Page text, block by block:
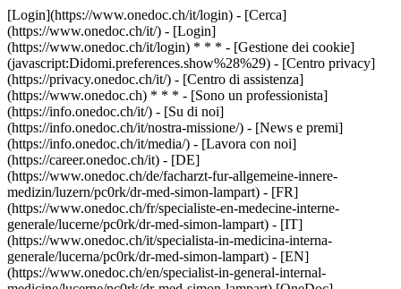
[Login](https://www.onedoc.ch/it/login) - [Cerca]
(https://www.onedoc.ch/it/) - [Login]
(https://www.onedoc.ch/it/login) * * * - [Gestione dei cookie]
(javascript:Didomi.preferences.show%28%29) - [Centro privacy]
(https://privacy.onedoc.ch/it/) - [Centro di assistenza]
(https://www.onedoc.ch) * * * - [Sono un professionista]
(https://info.onedoc.ch/it/) - [Su di noi]
(https://info.onedoc.ch/it/nostra-missione/) - [News e premi]
(https://info.onedoc.ch/it/media/) - [Lavora con noi]
(https://career.onedoc.ch/it) - [DE]
(https://www.onedoc.ch/de/facharzt-fur-allgemeine-innere-
medizin/luzern/pc0rk/dr-med-simon-lampart) - [FR]
(https://www.onedoc.ch/fr/specialiste-en-medecine-interne-
generale/lucerne/pc0rk/dr-med-simon-lampart) - [IT]
(https://www.onedoc.ch/it/specialista-in-medicina-interna-
generale/lucerna/pc0rk/dr-med-simon-lampart) - [EN]
(https://www.onedoc.ch/en/specialist-in-general-internal-